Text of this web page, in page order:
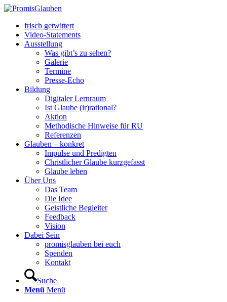
frisch getwittert
Video-Statements
Ausstellung
Was gibt’s zu sehen?
Galerie
Termine
Presse-Echo
Bildung
Digitaler Lernraum
Ist Glaube (ir)rational?
Aktion
Methodische Hinweise für RU
Referenzen
Glauben – konkret
Impulse und Predigten
Christlicher Glaube kurzgefasst
Glaube leben
Über Uns
Das Team
Die Idee
Geistliche Begleiter
Feedback
Vision
Dabei Sein
promisglauben bei euch
Spenden
Kontakt
Suche
Menü Menü